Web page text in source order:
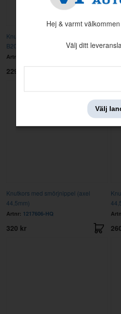
Knutkors 1800E/ES/240/164
B20E/BW55
Artnr:
229 kr
Knutkors med smörjnippel (axel
44,5mm)
Artnr: 1217606-HQ
320 kr
Hej & varmt
Välj ditt
Välj